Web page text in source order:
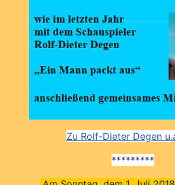
Zu Rolf-Dieter Degen
*********